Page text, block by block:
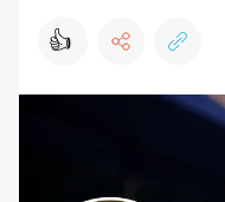
👍